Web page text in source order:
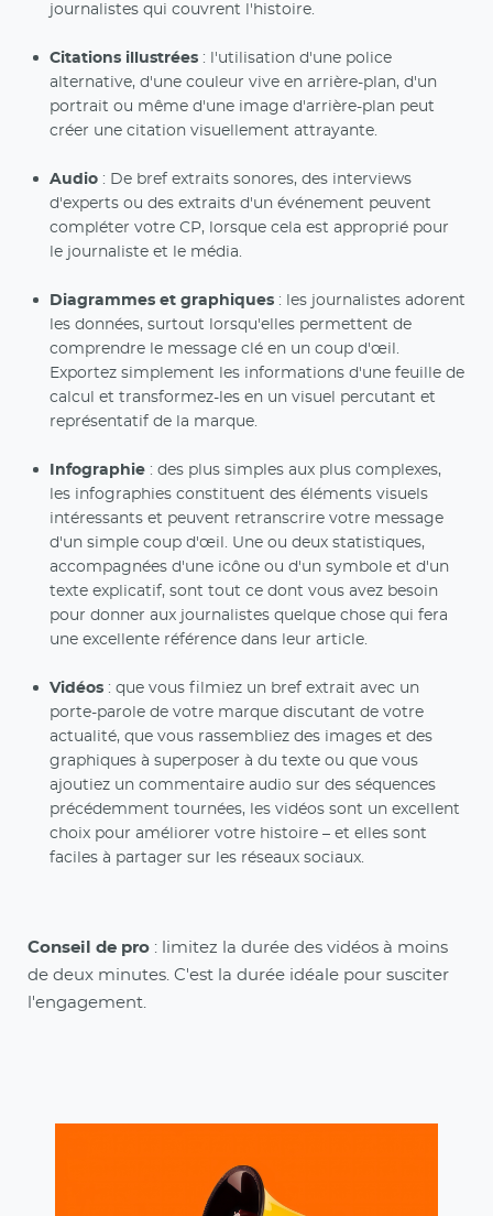
journalistes qui couvrent l'histoire.
Citations illustrées : l'utilisation d'une police
alternative, d'une couleur vive en arrière-plan, d'un
portrait ou même d'une image d'arrière-plan peut
créer une citation visuellement attrayante.
Audio : De bref extraits sonores, des interviews
d'experts ou des extraits d'un événement peuvent
compléter votre CP, lorsque cela est approprié pour
le journaliste et le média.
Diagrammes et graphiques : les journalistes adorent
les données, surtout lorsqu'elles permettent de
comprendre le message clé en un coup d'œil.
Exportez simplement les informations d'une feuille de
calcul et transformez-les en un visuel percutant et
représentatif de la marque.
Infographie : des plus simples aux plus complexes,
les infographies constituent des éléments visuels
intéressants et peuvent retranscrire votre message
d'un simple coup d'œil. Une ou deux statistiques,
accompagnées d'une icône ou d'un symbole et d'un
texte explicatif, sont tout ce dont vous avez besoin
pour donner aux journalistes quelque chose qui fera
une excellente référence dans leur article.
Vidéos : que vous filmiez un bref extrait avec un
porte-parole de votre marque discutant de votre
actualité, que vous rassembliez des images et des
graphiques à superposer à du texte ou que vous
ajoutiez un commentaire audio sur des séquences
précédemment tournées, les vidéos sont un excellent
choix pour améliorer votre histoire – et elles sont
faciles à partager sur les réseaux sociaux.
Conseil de pro : limitez la durée des vidéos à moins
de deux minutes. C'est la durée idéale pour susciter
l'engagement.